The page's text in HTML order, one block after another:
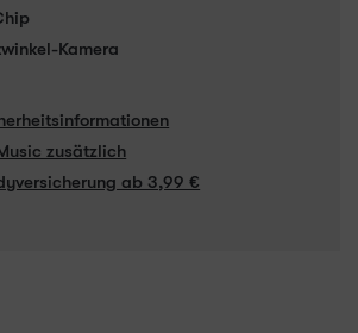
Kamera
zusätzlich
ab 3,99 €